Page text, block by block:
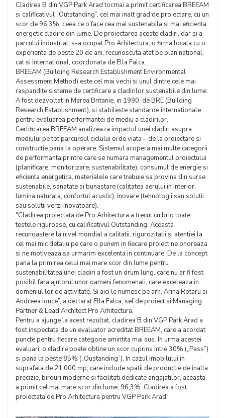
Cladirea B din VGP Park Arad tocmai a primit certificarea BREEAM
si calificativul „Outstanding”, cel mai inalt grad de proiectare, cu un
scor de 96,3%, ceea ce o face cea mai sustenabila si mai eficienta
energetic cladire din lume. De proiectarea aceste cladiri, dar si a
parcului industrial, s-a ocupat Pro Arhitectura, o firma locala cu o
experienta de peste 20 de ani, recunoscuta atat pe plan national,
cat si international, coordonata de Ella Falca.
BREEAM (Building Research Establishment Environmental
Assessment Method) este cel mai vechi si unul dintre cele mai
raspandite sisteme de certificare a cladirilor sustenabile din lume.
A fost dezvoltat in Marea Britanie, in 1990, de BRE (Building
Research Establishment), si stabileste standarde internationale
pentru evaluarea performantei de mediu a cladirilor.
Certificarea BREEAM analizeaza impactul unei cladiri asupra
mediului pe tot parcursul ciclului ei de viata – de la proiectare si
constructie pana la operare. Sistemul acopera mai multe categorii
de performanta printre care se numara managementul proiectului
(planificare, monitorizare, sustenabilitate), consumul de energie si
eficienta energetica, materialele care trebuie sa provina din surse
sustenabile, sanatate si bunastare (calitatea aerului in interior,
lumina naturala, confortul acustic), inovare (tehnologii sau solutii
sau solutii verzi inovatoare).
"Cladirea proiectata de Pro Arhitectura a trecut cu brio toate
testele riguroase, cu calificativul Outstanding. Aceasta
recunoastere la nivel mondial a calitatii, rigurozitatii si atentiei la
cel mai mic detaliu pe care o punem in fiecare proiect ne onoreaza
si ne motiveaza sa urmarim excelenta in continuare. De la concept
pana la primirea celui mai mare scor din lume pentru
sustenabilitatea unei cladiri a fost un drum lung, care nu ar fi fost
posibil fara ajutorul unor oameni fenomenali, care exceleaza in
domeniul lor de activitate. Si aici le numesc pe arh. Arina Rotaru si
Andreea Ionce”, a declarat Ella Falca, sef de proiect si Managing
Partner & Lead Architect Pro Arhitectura.
Pentru a ajunge la acest rezultat, cladirea B din VGP Park Arad a
fost inspectata de un evaluator acreditat BREEAM, care a acordat
puncte pentru fiecare categorie amintita mai sus. In urma acestei
evaluari, o cladire poate obtine un scor cuprins intre 30% („Pass”)
si pana la peste 85% („Oustanding”). In cazul imobilului in
suprafata de 21.000 mp, care include spatii de productie de inalta
precizie, birouri moderne si facilitati dedicate angajatilor, aceasta
a primit cel mai mare scor din lume, 96,3%. Cladirea a fost
proiectata de Pro Arhitectura pentru VGP Park Arad.